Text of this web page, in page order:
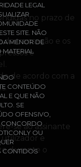
LEGAL
SITE. NÃO
MENOR DE
MATERIAL
CONTEÚDO
E QUE NÃO
SE
OFENSIVO,
CONCORDO
OU
CONTIDOS
no prazo de
da transação e os
e
de acordo com a
se ao assinante
e
durante o